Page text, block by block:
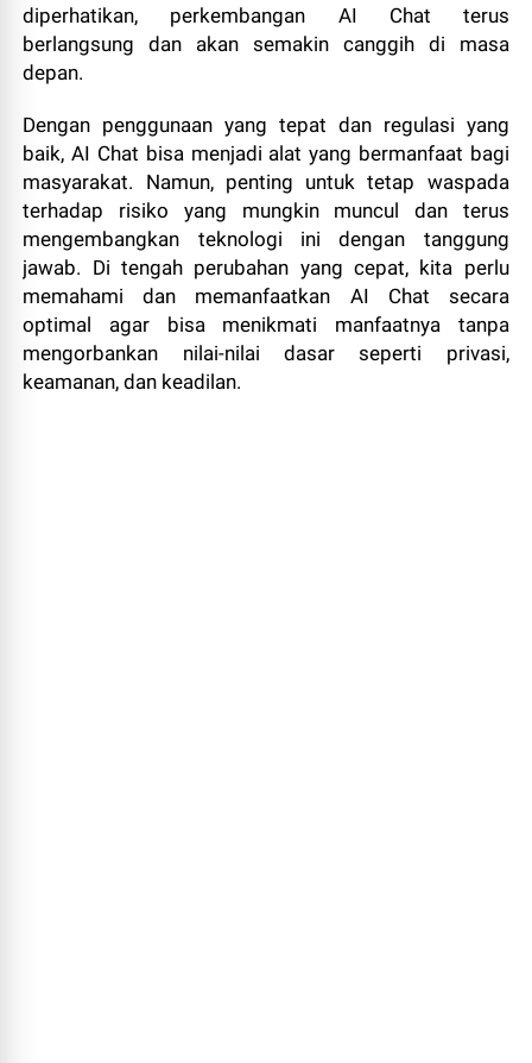
diperhatikan, perkembangan AI Chat terus
berlangsung dan akan semakin canggih di masa
depan.
Dengan penggunaan yang tepat dan regulasi yang
baik, AI Chat bisa menjadi alat yang bermanfaat bagi
masyarakat. Namun, penting untuk tetap waspada
terhadap risiko yang mungkin muncul dan terus
mengembangkan teknologi ini dengan tanggung
jawab. Di tengah perubahan yang cepat, kita perlu
memahami dan memanfaatkan AI Chat secara
optimal agar bisa menikmati manfaatnya tanpa
mengorbankan nilai-nilai dasar seperti privasi,
keamanan, dan keadilan.